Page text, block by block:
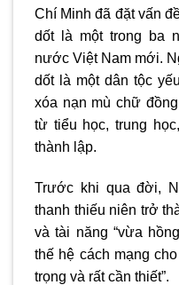
Chí Minh đã đặt vấn
dốt là một trong ba
nước Việt Nam mới.
dốt là một dân tộc
xóa nạn mù chữ
từ tiểu học, trung
thành lập.
Trước khi qua đời,
thanh thiếu niên trở
và tài năng “vừa
thế hệ cách mạng
trọng và rất cần thiết”.